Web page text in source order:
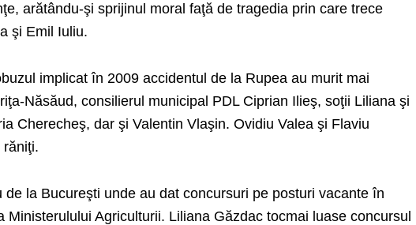
arătându-şi sprijinul moral faţă de tragedia prin care trece
şi Emil Iuliu.
implicat în 2009 accidentul de la Rupea au murit mai
Năsăud, consilierul municipal PDL Ciprian Ilieş, soţii Liliana şi
Cherecheş, dar şi Valentin Vlaşin. Ovidiu Valea şi Flaviu
răniţi.
de la Bucureşti unde au dat concursuri pe posturi vacante în
Ministerulului Agriculturii. Liliana Găzdac tocmai luase concursul